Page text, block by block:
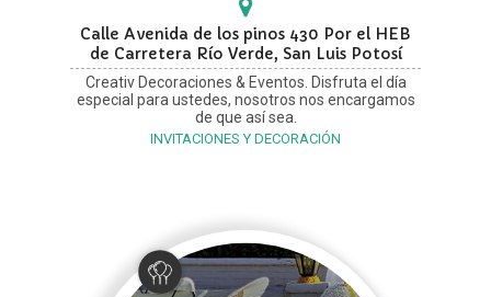
Calle Avenida de los pinos 430 Por el HEB
de Carretera Río Verde, San Luis Potosí
Creativ Decoraciones & Eventos. Disfruta el día
especial para ustedes, nosotros nos encargamos
de que así sea.
INVITACIONES Y DECORACIÓN